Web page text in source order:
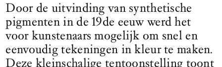
Door de uitvinding van synthetische
pigmenten in de 19de eeuw werd het
voor kunstenaars mogelijk om snel en
eenvoudig tekeningen in kleur te maken.
Deze kleinschalige tentoonstelling toont